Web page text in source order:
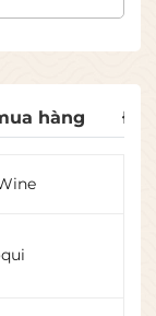
hàng